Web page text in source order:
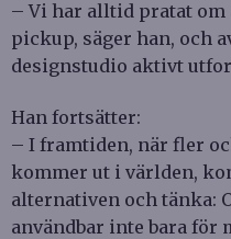
– Vi har alltid pratat
pickup, säger han, och
designstudio aktivt
Han fortsätter:
– I framtiden, när fler
kommer ut i världen,
alternativen och tänka:
användbar inte bara för